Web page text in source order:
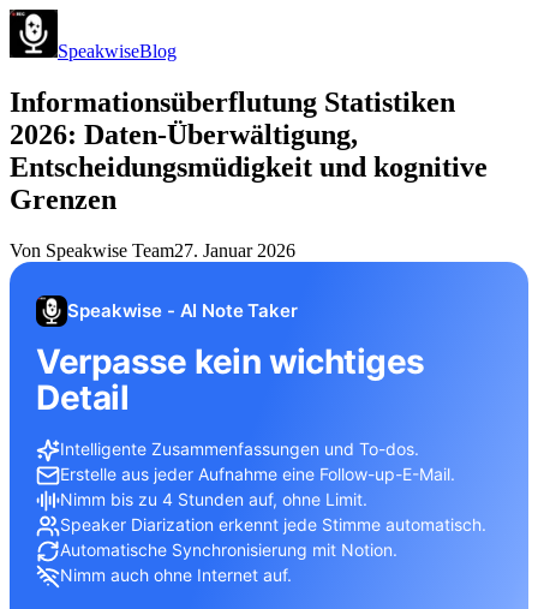
SpeakwiseBlog
Informationsüberflutung Statistiken
2026: Daten-Überwältigung,
Entscheidungsmüdigkeit und kognitive
Grenzen
Von Speakwise Team27. Januar 2026
Speakwise - AI Note Taker
Verpasse kein wichtiges
Detail
Intelligente Zusammenfassungen und To-dos.
Erstelle aus jeder Aufnahme eine Follow-up-E-Mail.
Nimm bis zu 4 Stunden auf, ohne Limit.
Speaker Diarization erkennt jede Stimme automatisch.
Automatische Synchronisierung mit Notion.
Nimm auch ohne Internet auf.